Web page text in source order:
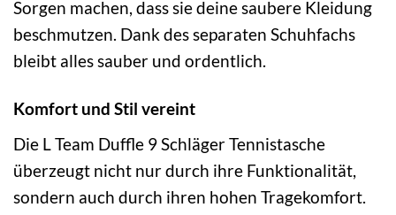
Sorgen machen, dass sie deine saubere Kleidung
beschmutzen. Dank des separaten Schuhfachs
bleibt alles sauber und ordentlich.
Komfort und Stil vereint
Die L Team Duffle 9 Schläger Tennistasche
überzeugt nicht nur durch ihre Funktionalität,
sondern auch durch ihren hohen Tragekomfort.